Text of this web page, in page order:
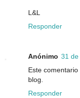
L&L
Responder
Anónimo 31 de
Este
blog.
Responder